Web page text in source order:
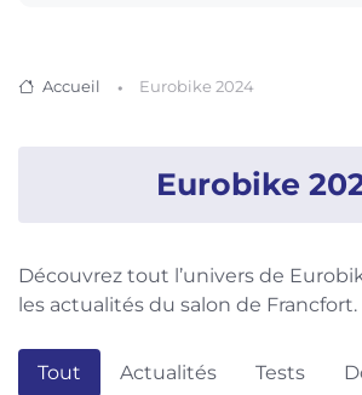
Accueil Eurobike 2024
Eurobike
Découvrez tout l’univers de
les actualités du salon de Francfort.
Tout Actualités Tests